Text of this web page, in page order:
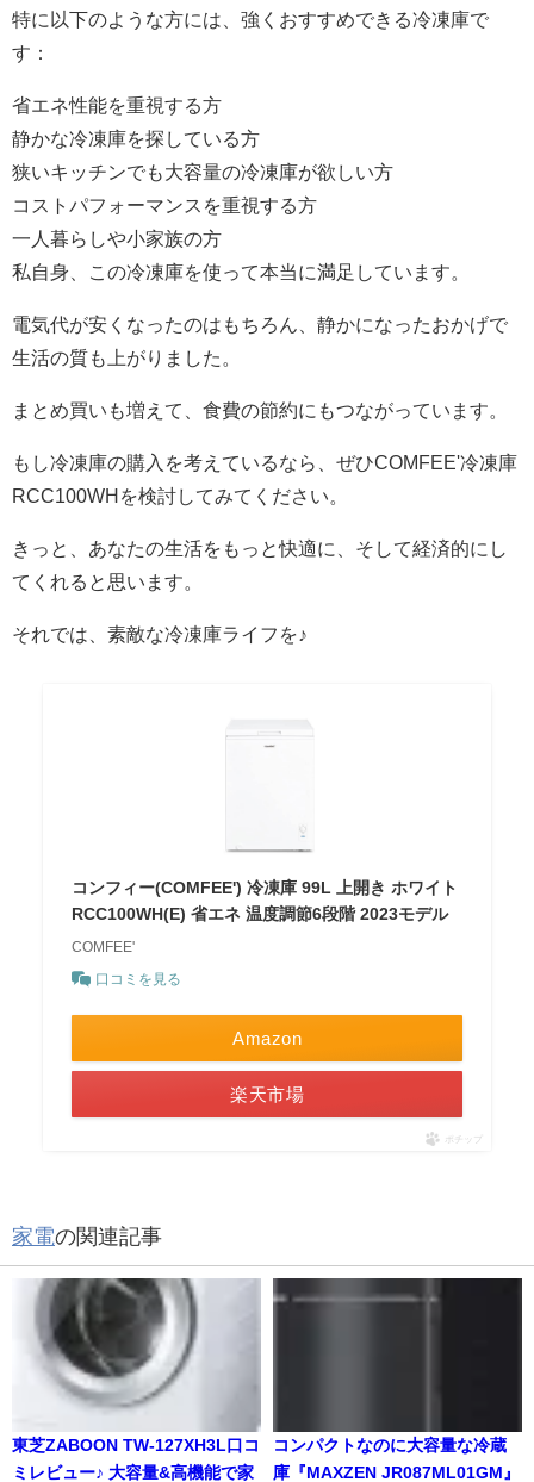
特に以下のような方には、強くおすすめできる冷凍庫で
す：
省エネ性能を重視する方
静かな冷凍庫を探している方
狭いキッチンでも大容量の冷凍庫が欲しい方
コストパフォーマンスを重視する方
一人暮らしや小家族の方
私自身、この冷凍庫を使って本当に満足しています。
電気代が安くなったのはもちろん、静かになったおかげで
生活の質も上がりました。
まとめ買いも増えて、食費の節約にもつながっています。
もし冷凍庫の購入を考えているなら、ぜひCOMFEE'冷凍庫
RCC100WHを検討してみてください。
きっと、あなたの生活をもっと快適に、そして経済的にし
てくれると思います。
それでは、素敵な冷凍庫ライフを♪
コンフィー(COMFEE') 冷凍庫 99L 上開き ホワイト
RCC100WH(E) 省エネ 温度調節6段階 2023モデル
COMFEE'
口コミを見る
Amazon
楽天市場
ポチップ
家電の関連記事
東芝ZABOON TW-127XH3L口コ
ミレビュー♪ 大容量&高機能で家
コンパクトなのに大容量な冷蔵
庫『MAXZEN JR087ML01GM』